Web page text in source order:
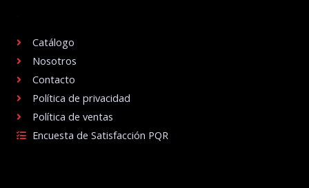
Catálogo
Nosotros
Contacto
Política de privacidad
Política de ventas
Encuesta de Satisfacción PQR